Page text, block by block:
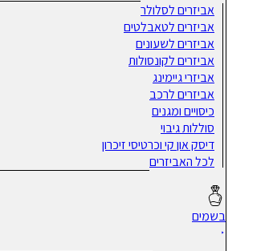
אביזרים לסלולר
אביזרים לטאבלטים
אביזרים לשעונים
אביזרים לקונסולות
אביזרי גיימינג
אביזרים לרכב
כיסויים ומגנים
סוללות גיבוי
דיסק און קי וכרטיסי זיכרון
לכל האביזרים
בשמים